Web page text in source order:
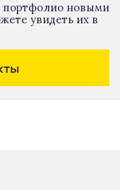
новыми
увидеть их в